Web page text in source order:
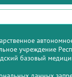
учреждение
базовый